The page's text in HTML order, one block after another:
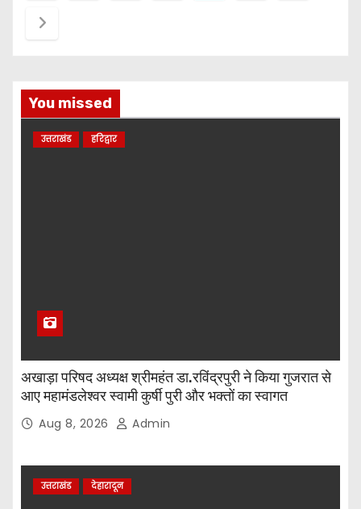
s
t
s
p
t
i
o
n
You missed
उत्तराखंड हरिद्वार
अखाड़ा परिषद अध्यक्ष श्रीमहंत डा.रविंद्रपुरी ने किया गुजरात से
आए महामंडलेश्वर स्वामी कुर्षी पुरी और भक्तों का स्वागत
Aug 8, 2026 Admin
उत्तराखंड देहारादून